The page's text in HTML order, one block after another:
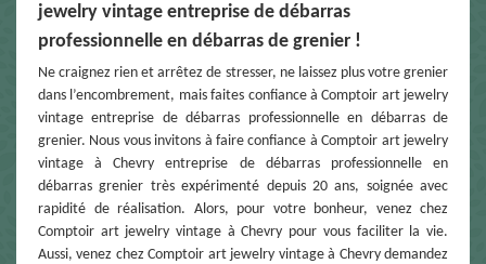
jewelry vintage entreprise de débarras
professionnelle en débarras de grenier !
Ne craignez rien et arrêtez de stresser, ne laissez plus votre grenier
dans l’encombrement, mais faites confiance à Comptoir art jewelry
vintage entreprise de débarras professionnelle en débarras de
grenier. Nous vous invitons à faire confiance à Comptoir art jewelry
vintage à Chevry entreprise de débarras professionnelle en
débarras grenier très expérimenté depuis 20 ans, soignée avec
rapidité de réalisation. Alors, pour votre bonheur, venez chez
Comptoir art jewelry vintage à Chevry pour vous faciliter la vie.
Aussi, venez chez Comptoir art jewelry vintage à Chevry demandez